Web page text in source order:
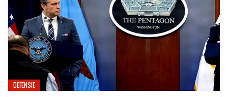
DEFENSIE